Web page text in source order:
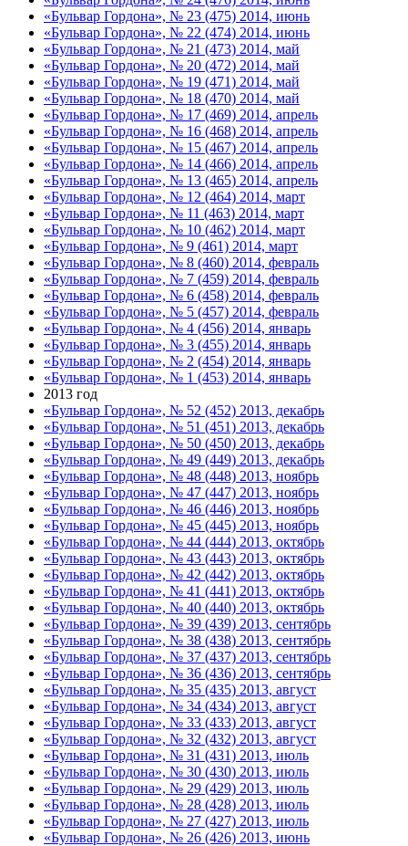
«Бульвар Гордона», № 23 (475) 2014, июнь
«Бульвар Гордона», № 22 (474) 2014, июнь
«Бульвар Гордона», № 21 (473) 2014, май
«Бульвар Гордона», № 20 (472) 2014, май
«Бульвар Гордона», № 19 (471) 2014, май
«Бульвар Гордона», № 18 (470) 2014, май
«Бульвар Гордона», № 17 (469) 2014, апрель
«Бульвар Гордона», № 16 (468) 2014, апрель
«Бульвар Гордона», № 15 (467) 2014, апрель
«Бульвар Гордона», № 14 (466) 2014, апрель
«Бульвар Гордона», № 13 (465) 2014, апрель
«Бульвар Гордона», № 12 (464) 2014, март
«Бульвар Гордона», № 11 (463) 2014, март
«Бульвар Гордона», № 10 (462) 2014, март
«Бульвар Гордона», № 9 (461) 2014, март
«Бульвар Гордона», № 8 (460) 2014, февраль
«Бульвар Гордона», № 7 (459) 2014, февраль
«Бульвар Гордона», № 6 (458) 2014, февраль
«Бульвар Гордона», № 5 (457) 2014, февраль
«Бульвар Гордона», № 4 (456) 2014, январь
«Бульвар Гордона», № 3 (455) 2014, январь
«Бульвар Гордона», № 2 (454) 2014, январь
«Бульвар Гордона», № 1 (453) 2014, январь
2013 год
«Бульвар Гордона», № 52 (452) 2013, декабрь
«Бульвар Гордона», № 51 (451) 2013, декабрь
«Бульвар Гордона», № 50 (450) 2013, декабрь
«Бульвар Гордона», № 49 (449) 2013, декабрь
«Бульвар Гордона», № 48 (448) 2013, ноябрь
«Бульвар Гордона», № 47 (447) 2013, ноябрь
«Бульвар Гордона», № 46 (446) 2013, ноябрь
«Бульвар Гордона», № 45 (445) 2013, ноябрь
«Бульвар Гордона», № 44 (444) 2013, октябрь
«Бульвар Гордона», № 43 (443) 2013, октябрь
«Бульвар Гордона», № 42 (442) 2013, октябрь
«Бульвар Гордона», № 41 (441) 2013, октябрь
«Бульвар Гордона», № 40 (440) 2013, октябрь
«Бульвар Гордона», № 39 (439) 2013, сентябрь
«Бульвар Гордона», № 38 (438) 2013, сентябрь
«Бульвар Гордона», № 37 (437) 2013, сентябрь
«Бульвар Гордона», № 36 (436) 2013, сентябрь
«Бульвар Гордона», № 35 (435) 2013, август
«Бульвар Гордона», № 34 (434) 2013, август
«Бульвар Гордона», № 33 (433) 2013, август
«Бульвар Гордона», № 32 (432) 2013, август
«Бульвар Гордона», № 31 (431) 2013, июль
«Бульвар Гордона», № 30 (430) 2013, июль
«Бульвар Гордона», № 29 (429) 2013, июль
«Бульвар Гордона», № 28 (428) 2013, июль
«Бульвар Гордона», № 27 (427) 2013, июль
«Бульвар Гордона», № 26 (426) 2013, июнь